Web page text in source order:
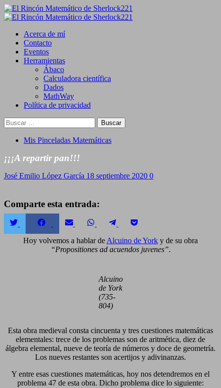
Saltar
al
Primary
Acerca de mí
Contacto
Eventos
Herramientas
Ábaco
Calculadora científica
Dados
MathWay
Política de privacidad
Buscar:
Mis Pinceladas Matemáticas
¡¡¡A repartir pan!!!
José Emilio López García 18 septiembre 2020 0
Comparte esta entrada:
Compartir
Twitter
Compartir
Facebook
Compartir
Email
Compartir
WhatsApp
Compartir
TelegramPocket
Hoy volvemos a hablar de Alcuino de York y de su obra
“Propositiones ad acuendos juvenes”.
Alcuino
de York
(735-
804)
Esta obra medieval consta cincuenta y tres cuestiones matemáticas
elementales: trece de los problemas son de aritmética, diez de
álgebra elemental, nueve de teoría de números y doce de geometría.
Los nueves restantes son acertijos y adivinanzas.
Y entre esas cuestiones matemáticas, hoy nos detendremos en el
problema 47 de esta obra. Dicho problema dice lo siguiente: